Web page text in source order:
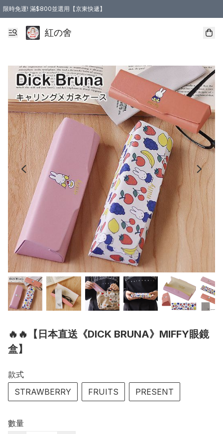
限時免運! 滿$800並選用【京東快遞】
紅の舍
🔥🔥【日本直送《DICK BRUNA》MIFFY眼鏡
盒】
款式
STRAWBERRY
FRUITS PRESENT
數量